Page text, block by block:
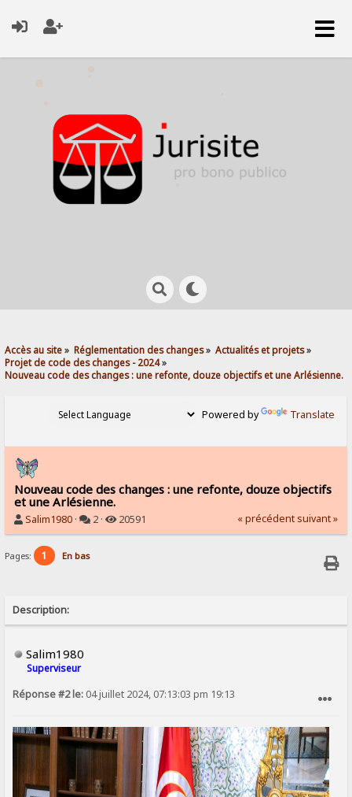
Accès au site» Réglementation des changes» Actualités et projets»
Projet de code des changes - 2024»
Nouveau code des changes : une refonte, douze objectifs et une Arlésienne.
Powered by Translate
Nouveau code des changes : une refonte, douze objectifs
et une Arlésienne.
Salim1980 · 2 · 20591 « précédent suivant »
Pages: 1 En bas
Description:
Salim1980
Superviseur
Réponse #2 le: 04 juillet 2024, 07:13:03 pm 19:13
SIGNALER AU MODÉRATEUR